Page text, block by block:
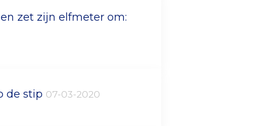
zet zijn elfmeter om:
de stip 07-03-2020